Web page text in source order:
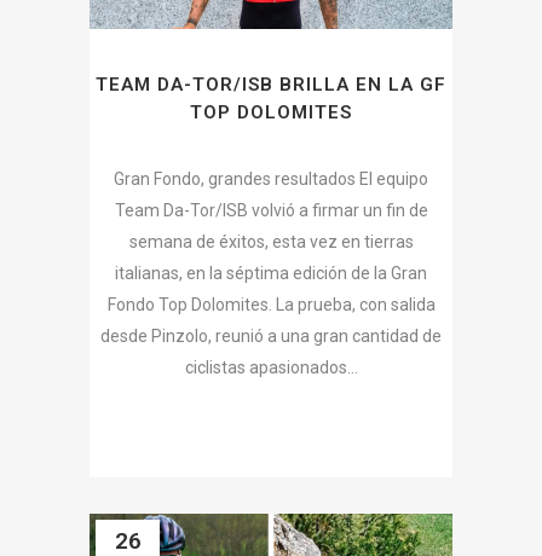
TEAM DA-TOR/ISB BRILLA EN LA GF
TOP DOLOMITES
Gran Fondo, grandes resultados El equipo
Team Da-Tor/ISB volvió a firmar un fin de
semana de éxitos, esta vez en tierras
italianas, en la séptima edición de la Gran
Fondo Top Dolomites. La prueba, con salida
desde Pinzolo, reunió a una gran cantidad de
ciclistas apasionados...
26